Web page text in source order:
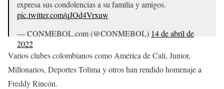
expresa sus condolencias a su familia y amigos.
pic.twitter.com/qJOd4Vrxuw
— CONMEBOL.com (@CONMEBOL) 14 de abril de
2022
Varios clubes colombianos como América de Cali, Junior,
Millonarios, Deportes Tolima y otros han rendido homenaje a
Freddy Rincón.